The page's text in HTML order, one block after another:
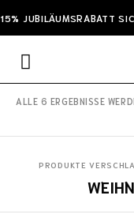
15% JUBILÄUMSRABATT
ALLE 6 ERGEBNISSE
PRODUKTE